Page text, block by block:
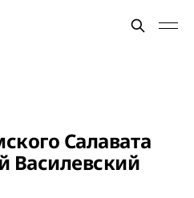
Салавата
Василевский